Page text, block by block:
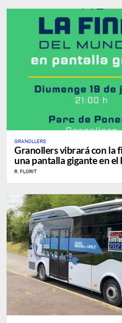
GRANOLLERS
Granollers vibrará con la
una pantalla gigante en el
R. FLORIT